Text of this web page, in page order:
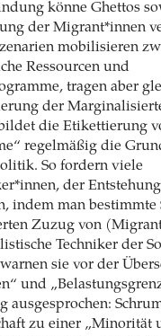
könne Ghettos
der Migrant*innen
mobilisieren
Ressourcen und
tragen aber
der
die Etikettierung
regelmäßig die
So fordern viele
der
indem man bestimmte
Zuzug von
Techniker der
sie vor der
und
ausgesprochen:
zu einer „Minorität